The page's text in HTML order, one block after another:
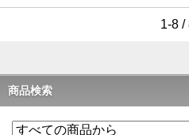
1-8 /
商品検索